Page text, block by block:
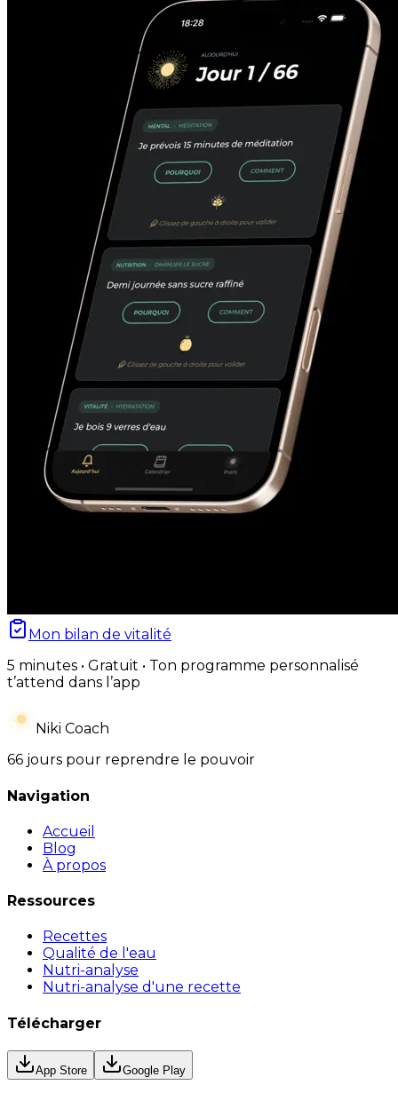
Mon bilan de vitalité
5 minutes • Gratuit • Ton programme personnalisé
t’attend dans l’app
Niki Coach
66 jours pour reprendre le pouvoir
Navigation
Accueil
Blog
À propos
Ressources
Recettes
Qualité de l'eau
Nutri-analyse
Nutri-analyse d'une recette
Télécharger
App Store Google Play